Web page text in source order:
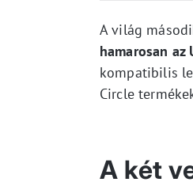
A világ
hamarosan
kompatibilis
Circle
A két